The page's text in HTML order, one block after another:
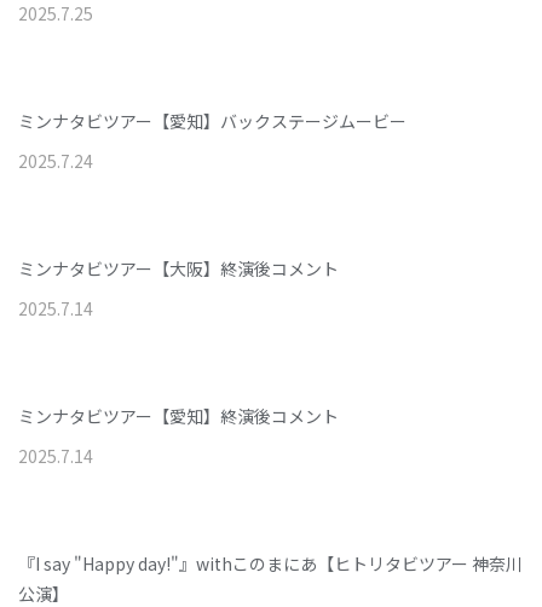
2025.7.25
ミンナタビツアー【愛知】バックステージムービー
2025.7.24
ミンナタビツアー【大阪】終演後コメント
2025.7.14
ミンナタビツアー【愛知】終演後コメント
2025.7.14
『I say "Happy day!"』withこのまにあ【ヒトリタビツアー 神奈川
公演】